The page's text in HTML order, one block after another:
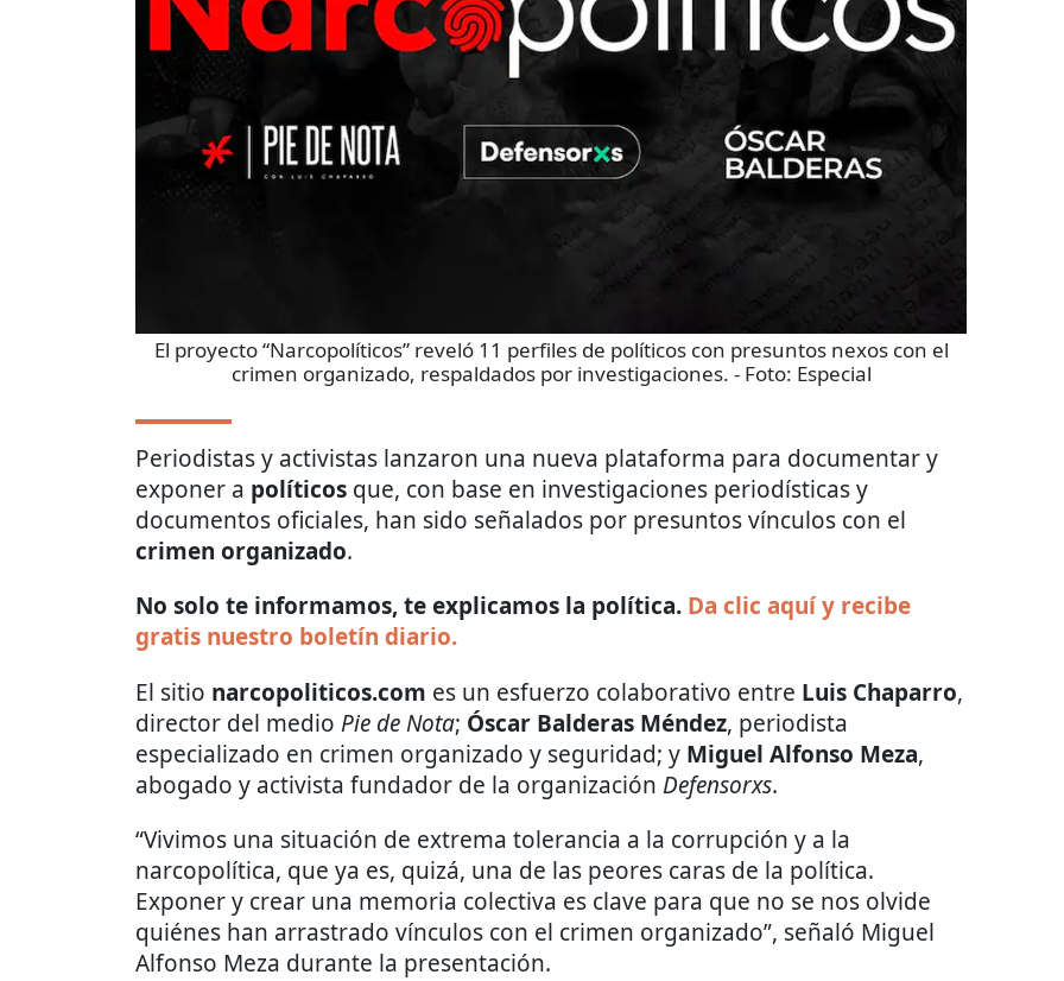
El proyecto “Narcopolíticos” reveló 11 perfiles de políticos con presuntos nexos con el
crimen organizado, respaldados por investigaciones. - Foto: Especial
Periodistas y activistas lanzaron una nueva plataforma para documentar y
exponer a políticos que, con base en investigaciones periodísticas y
documentos oficiales, han sido señalados por presuntos vínculos con el
crimen organizado.
No solo te informamos, te explicamos la política. Da clic aquí y recibe
gratis nuestro boletín diario.
El sitio narcopoliticos.com es un esfuerzo colaborativo entre Luis Chaparro,
director del medio Pie de Nota; Óscar Balderas Méndez, periodista
especializado en crimen organizado y seguridad; y Miguel Alfonso Meza,
abogado y activista fundador de la organización Defensorxs.
“Vivimos una situación de extrema tolerancia a la corrupción y a la
narcopolítica, que ya es, quizá, una de las peores caras de la política.
Exponer y crear una memoria colectiva es clave para que no se nos olvide
quiénes han arrastrado vínculos con el crimen organizado”, señaló Miguel
Alfonso Meza durante la presentación.